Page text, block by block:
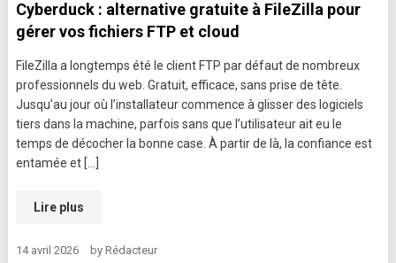
Cyberduck : alternative gratuite à FileZilla pour
gérer vos fichiers FTP et cloud
FileZilla a longtemps été le client FTP par défaut de nombreux
professionnels du web. Gratuit, efficace, sans prise de tête.
Jusqu’au jour où l’installateur commence à glisser des logiciels
tiers dans la machine, parfois sans que l’utilisateur ait eu le
temps de décocher la bonne case. À partir de là, la confiance est
entamée et […]
Lire plus
14 avril 2026 by Rédacteur